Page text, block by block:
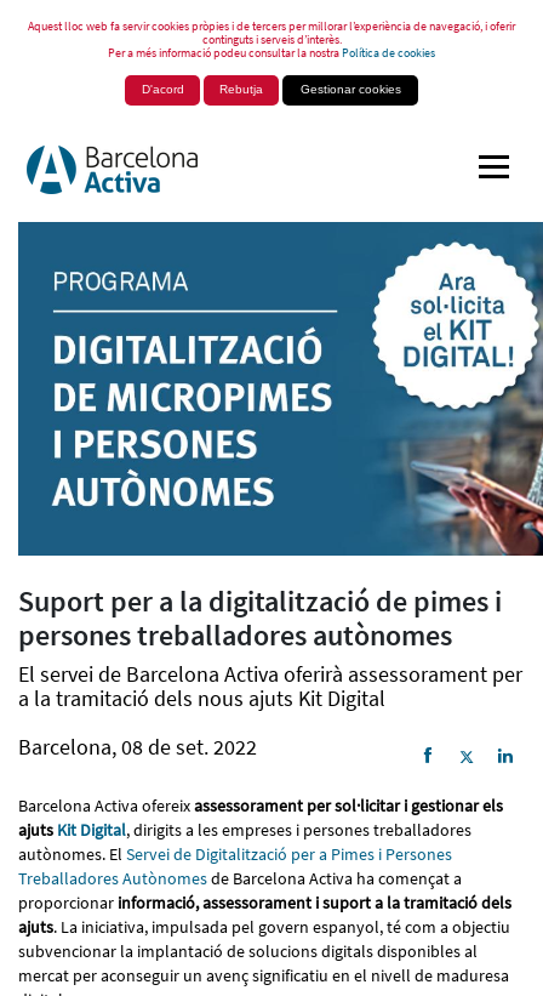
Aquest lloc web fa servir cookies pròpies i de tercers per millorar l’experiència de navegació, i oferir
continguts i serveis d’interès.
Per a més informació podeu consultar la nostraPolítica de cookies
D'acord Rebutja Gestionar cookies
Suport per a la digitalització de pimes i
persones treballadores autònomes
El servei de Barcelona Activa oferirà assessorament per
a la tramitació dels nous ajuts Kit Digital
Barcelona, 08 de set. 2022
Barcelona Activa ofereixassessorament per sol·licitar i gestionar els
ajuts Kit Digital, dirigits a les empreses i persones treballadores
autònomes. El Servei de Digitalització per a Pimes i Persones
Treballadores Autònomesde Barcelona Activa ha començat a
proporcionar informació, assessorament i suport a la tramitació dels
ajuts. La iniciativa, impulsada pel govern espanyol, té com a objectiu
subvencionar la implantació de solucions digitals disponibles al
mercat per aconseguir un avenç significatiu en el nivell de maduresa